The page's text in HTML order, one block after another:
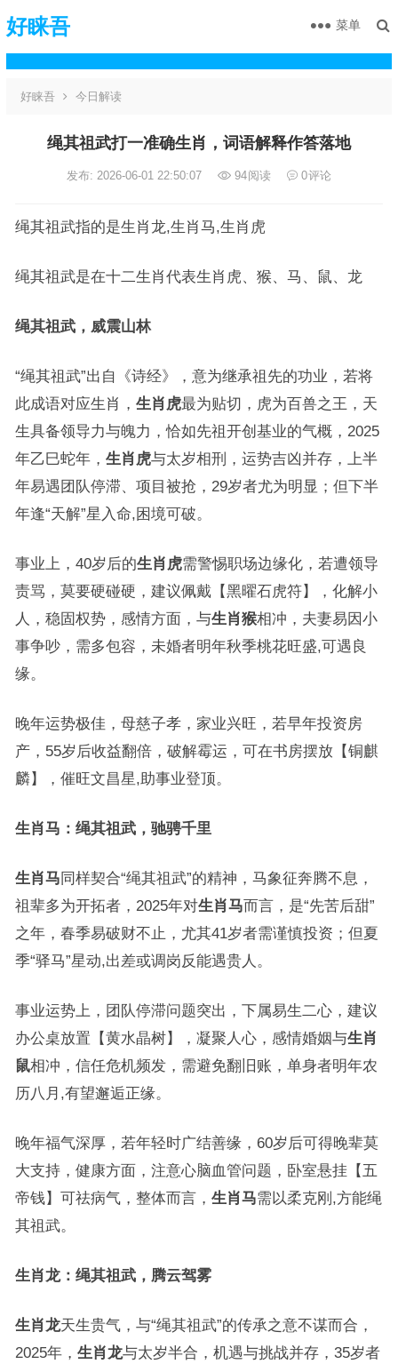
好睐吾 菜单
好睐吾 今日解读
绳其祖武打一准确生肖，词语解释作答落地
发布: 2026-06-01 22:50:07 94阅读 0评论
绳其祖武指的是生肖龙,生肖马,生肖虎
绳其祖武是在十二生肖代表生肖虎、猴、马、鼠、龙
绳其祖武，威震山林
“绳其祖武”出自《诗经》，意为继承祖先的功业，若将
此成语对应生肖， 生肖虎最为贴切，虎为百兽之王，天
生具备领导力与魄力，恰如先祖开创基业的气概，2025
年乙巳蛇年， 生肖虎与太岁相刑，运势吉凶并存，上半
年易遇团队停滞、项目被抢，29岁者尤为明显；但下半
年逢“天解”星入命,困境可破。
事业上，40岁后的生肖虎需警惕职场边缘化，若遭领导
责骂，莫要硬碰硬，建议佩戴【黑曜石虎符】，化解小
人，稳固权势，感情方面，与生肖猴相冲，夫妻易因小
事争吵，需多包容，未婚者明年秋季桃花旺盛,可遇良
缘。
晚年运势极佳，母慈子孝，家业兴旺，若早年投资房
产，55岁后收益翻倍，破解霉运，可在书房摆放【铜麒
麟】，催旺文昌星,助事业登顶。
生肖马：绳其祖武，驰骋千里
生肖马同样契合“绳其祖武”的精神，马象征奔腾不息，
祖辈多为开拓者，2025年对生肖马而言，是“先苦后甜”
之年，春季易破财不止，尤其41岁者需谨慎投资；但夏
季“驿马”星动,出差或调岗反能遇贵人。
事业运势上，团队停滞问题突出，下属易生二心，建议
办公桌放置【黄水晶树】，凝聚人心，感情婚姻与生肖
鼠相冲，信任危机频发，需避免翻旧账，单身者明年农
历八月,有望邂逅正缘。
晚年福气深厚，若年轻时广结善缘，60岁后可得晚辈莫
大支持，健康方面，注意心脑血管问题，卧室悬挂【五
帝钱】可祛病气，整体而言， 生肖马需以柔克刚,方能绳
其祖武。
生肖龙：绳其祖武，腾云驾雾
生肖龙天生贵气，与“绳其祖武”的传承之意不谋而合，
2025年， 生肖龙与太岁半合，机遇与挑战并存，35岁者